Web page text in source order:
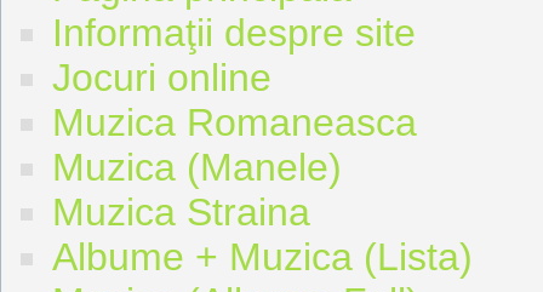
Informaţii despre site
Jocuri online
Muzica Romaneasca
Muzica (Manele)
Muzica Straina
Albume + Muzica (Lista)